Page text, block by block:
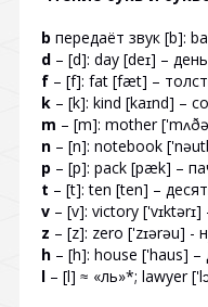
b передаёт звук [b]:
d – [d]: day [deɪ] – день
f – [f]: fat [fæt] –
k – [k]: kind [kaɪnd] –
m – [m]: mother
n – [n]: notebook
p – [p]: pack [pæk] –
t – [t]: ten [ten] –
v – [v]: victory
z – [z]: zero ['zɪərəu] -
h – [h]: house ['haus] –
l – [l] ≈ «ль»*; lawyer